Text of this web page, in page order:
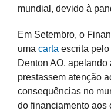
mundial, devido à
Em Setembro, o
uma carta escrita
Denton AO,
prestassem atenção
consequências no
do financiamento aos